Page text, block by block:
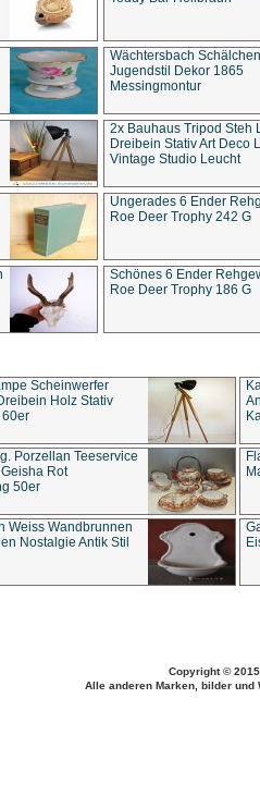
Wächtersbach Schälchen
Jugendstil Dekor 1865
Messingmontur
2x Bauhaus Tripod Steh
Dreibein Stativ Art Deco
Vintage Studio Leucht
Ungerades 6 Ender
Roe Deer Trophy 242 G
Schönes 6 Ender
Roe Deer Trophy 186 G
Scheinwerfer
Holz Stativ
60er
Porzellan Teeservice
Rot
50er
Weiss Wandbrunnen
Nostalgie Antik Stil
Copyright ©
Alle anderen Marken, bilder und